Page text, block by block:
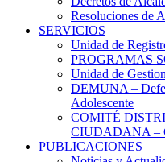
Resoluciones de
SERVICIOS
Unidad de
PROGRAMAS
Unidad de
DEMUNA –
Adolescente
COMITÉ
CIUDADANA –
PUBLICACIONES